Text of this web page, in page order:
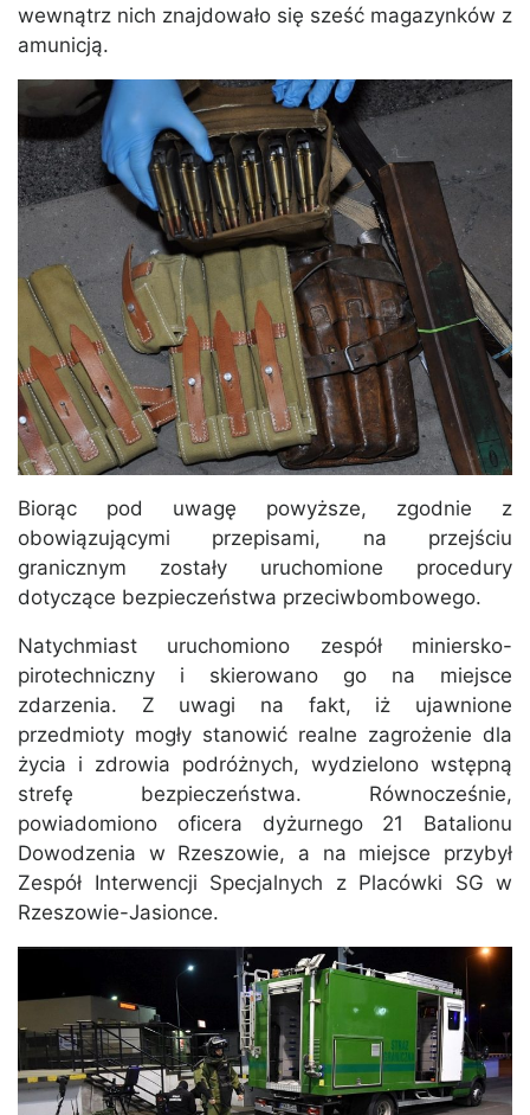
wewnątrz nich znajdowało się sześć magazynków z
amunicją.
Biorąc pod uwagę powyższe, zgodnie z
obowiązującymi przepisami, na przejściu
granicznym zostały uruchomione procedury
dotyczące bezpieczeństwa przeciwbombowego.
Natychmiast uruchomiono zespół miniersko-
pirotechniczny i skierowano go na miejsce
zdarzenia. Z uwagi na fakt, iż ujawnione
przedmioty mogły stanowić realne zagrożenie dla
życia i zdrowia podróżnych, wydzielono wstępną
strefę bezpieczeństwa. Równocześnie,
powiadomiono oficera dyżurnego 21 Batalionu
Dowodzenia w Rzeszowie, a na miejsce przybył
Zespół Interwencji Specjalnych z Placówki SG w
Rzeszowie-Jasionce.